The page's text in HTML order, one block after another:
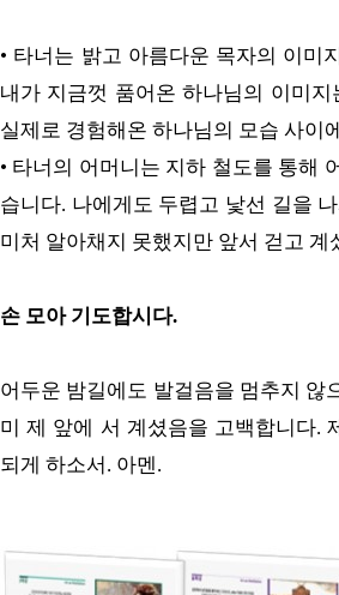
• 타너는 밝고 아름다운 목자의 이미
내가 지금껏 품어온 하나님의 이미
실제로 경험해온 하나님의 모습 사이
• 타너의 어머니는 지하 철도를 통해
습니다. 나에게도 두렵고 낯선 길을
미처 알아채지 못했지만 앞서 걷고
손 모아 기도합시다.
어두운 밤길에도 발걸음을 멈추지 않
미 제 앞에 서 계셨음을 고백합니다.
되게 하소서. 아멘.